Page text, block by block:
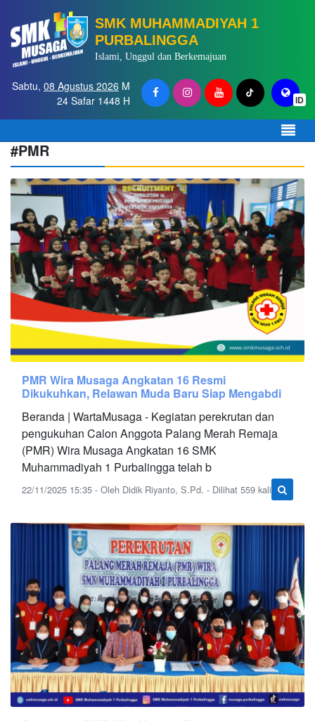
SMK MUHAMMADIYAH 1
PURBALINGGA
Islami, Unggul dan Berkemajuan
ID
Sabtu, 08 Agustus 2026 M
24 Safar 1448 H
#PMR
PMR Wira Musaga Angkatan 16 Resmi
Dikukuhkan, Relawan Muda Baru Siap Mengabdi
Beranda | WartaMusaga - Kegiatan perekrutan dan
pengukuhan Calon Anggota Palang Merah Remaja
(PMR) Wira Musaga Angkatan 16 SMK
Muhammadiyah 1 Purbalingga telah b
22/11/2025 15:35 - Oleh Didik Riyanto, S.Pd. - Dilihat 559 kali